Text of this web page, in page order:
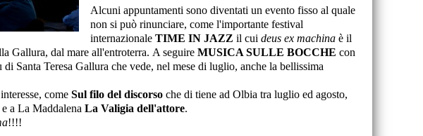
Alcuni appuntamenti sono diventati un evento fisso al quale
non si può rinunciare, come l'importante festival
internazionale TIME IN JAZZ il cui deus ex machina è il
Gallura, dal mare all'entroterra. A seguire MUSICA SULLE BOCCHE con
di Santa Teresa Gallura che vede, nel mese di luglio, anche la bellissima
come Sul filo del discorso che di tiene ad Olbia tra luglio ed agosto,
e a La Maddalena La Valigia dell'attore.
!!!!